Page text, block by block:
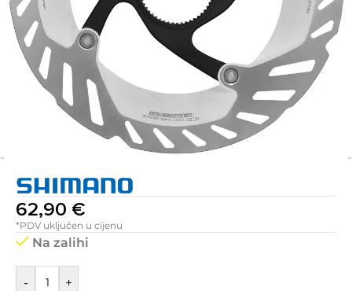
62,90 €
*PDV uključen u cijenu
Na zalihi
- +